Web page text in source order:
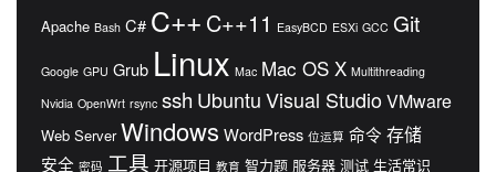
Apache Bash C# C++ C++11 EasyBCD ESXi GCC Git
Google GPU Grub Linux Mac Mac OS X Multithreading
Nvidia OpenWrt rsync ssh UbuntuVisual StudioVMware
Web Server Windows WordPress 位运算 命令 存储
安全 密码 工具 开源项目 教育 智力题 服务器 测试 生活常识